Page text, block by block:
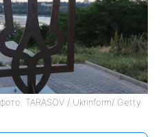
TARASOV / Ukrinform/ Getty